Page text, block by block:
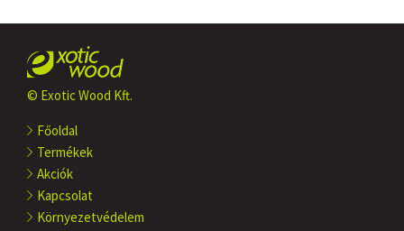
© Exotic Wood Kft.
Főoldal
Termékek
Akciók
Kapcsolat
Környezetvédelem